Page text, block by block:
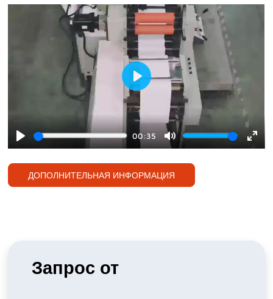
Play
00:35
Mute
Play
ДОПОЛНИТЕЛЬНАЯ ИНФОРМАЦИЯ
Запрос от